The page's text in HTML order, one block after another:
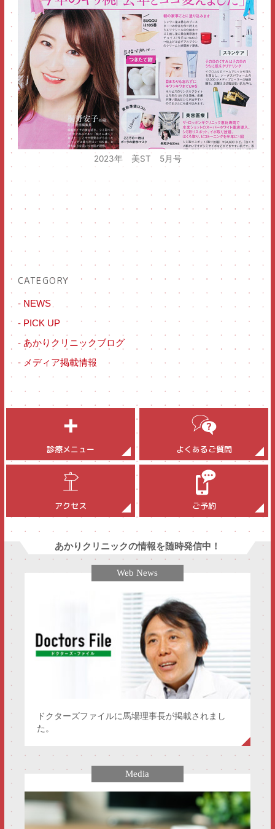
2023年 美ST 5月号
CATEGORY
- NEWS
- PICK UP
- あかりクリニックブログ
- メディア掲載情報
診療メニュー よくあるご質問
アクセス ご予約
あかりクリニックの情報を随時発信中！
Web News
ドクターズファイルに馬場理事長が掲載されまし
た。
Media